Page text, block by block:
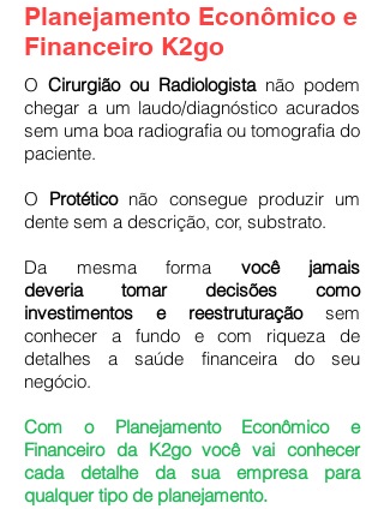
Financeiro
Planejamento Econômico e
Financeiro K2go
O Cirurgião ou Radiologistanão podem
chegar a um laudo/diagnóstico acurados
sem uma boa radiografia ou tomografia do
paciente.
O Protéticonão consegue produzir um
dente sem a descrição, cor, substrato.
Da mesma forma você jamais
deveria tomar decisões como
investimentos e reestruturaçãosem
conhecer a fundo e com riqueza de
detalhes a saúde financeira do seu
negócio.
Com o Planejamento Econômico e
Financeiro da K2go você vai conhecer
cada detalhe da sua empresa para
qualquer tipo de planejamento.